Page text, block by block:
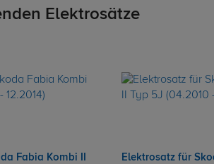
Elektrosätze
Fabia Kombi II
Elektrosatz für